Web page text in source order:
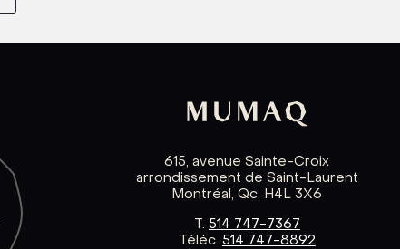
615, avenue Sainte-Croix
arrondissement de Saint-Laurent
Montréal, Qc, H4L 3X6
T. 514 747-7367
Téléc. 514 747-8892